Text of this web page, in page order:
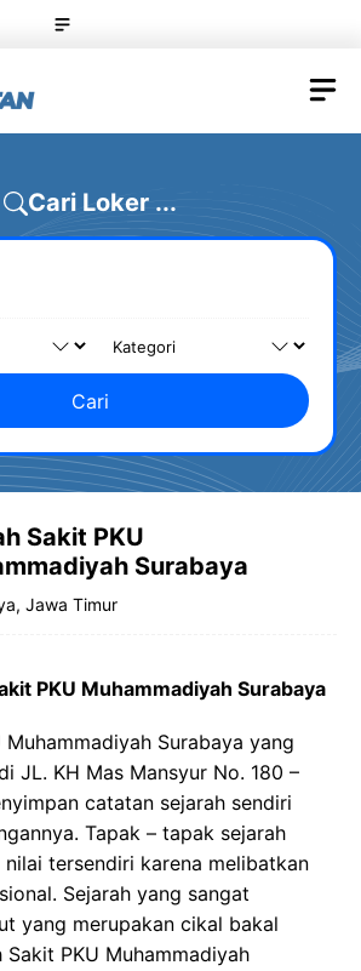
Cari Loker ...
Cari
Sakit PKU
Surabaya
Jawa Timur
PKU Muhammadiyah Surabaya
Muhammadiyah Surabaya yang
JL. KH Mas Mansyur No. 180 –
catatan sejarah sendiri
Tapak – tapak sejarah
tersendiri karena melibatkan
Sejarah yang sangat
yang merupakan cikal bakal
Sakit PKU Muhammadiyah